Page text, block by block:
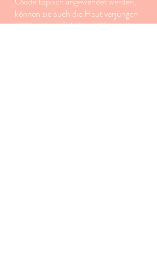
können sie auch die Haut verjüngen
und beleben. Eukalyptusöl enthält